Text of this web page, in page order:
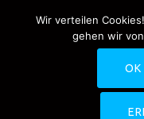
0170-
siebdruck.de
Wir verteilen
gehen wir
OK